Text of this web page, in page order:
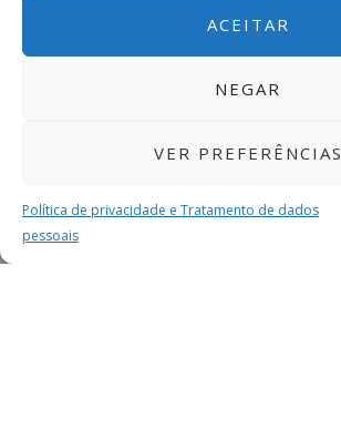
ACEITAR
NEGAR
VER PREFERÊNCIAS
Política de privacidade e Tratamento de dados
pessoais